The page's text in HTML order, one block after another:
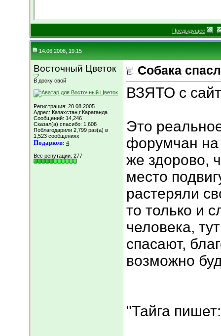
Предыдущее
14.06.2008, 19:15
Восточный Цветок
В доску свой
Регистрация: 20.08.2005
Адрес: Казахстан,г.Караганда
Сообщений: 14,246
Сказал(а) спасибо: 1,608
Поблагодарили 2,799 раз(а) в
1,523 сообщениях
Подарков: 4
Вес репутации: 277
Собака
ВЗЯТО с
Это
форумчан на
же здорово,
место
растеряли
то только и
человека,
спасают,
возможно
"Тайга пишет: